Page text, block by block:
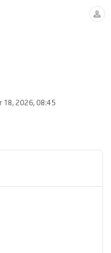
18, 2026, 08:45